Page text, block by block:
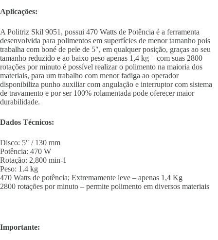
Aplicações:
A Politriz Skil 9051, possui 470 Watts de Potência é a ferramenta
desenvolvida para polimentos em superfícies de menor tamanho pois
trabalha com boné de pele de 5″, em qualquer posição, graças ao seu
tamanho reduzido e ao baixo peso apenas 1,4 kg – com suas 2800
rotações por minuto é possível realizar o polimento na maioria dos
materiais, para um trabalho com menor fadiga ao operador
disponibiliza punho auxiliar com angulação e interruptor com sistema
de travamento e por ser 100% rolamentada pode oferecer maior
durabilidade.
Dados Técnicos:
Disco: 5″ / 130 mm
Potência: 470 W
Rotação: 2,800 min-1
Peso: 1.4 kg
470 Watts de potência; Extremamente leve – apenas 1,4 Kg
2800 rotações por minuto – permite polimento em diversos materiais
Importante: